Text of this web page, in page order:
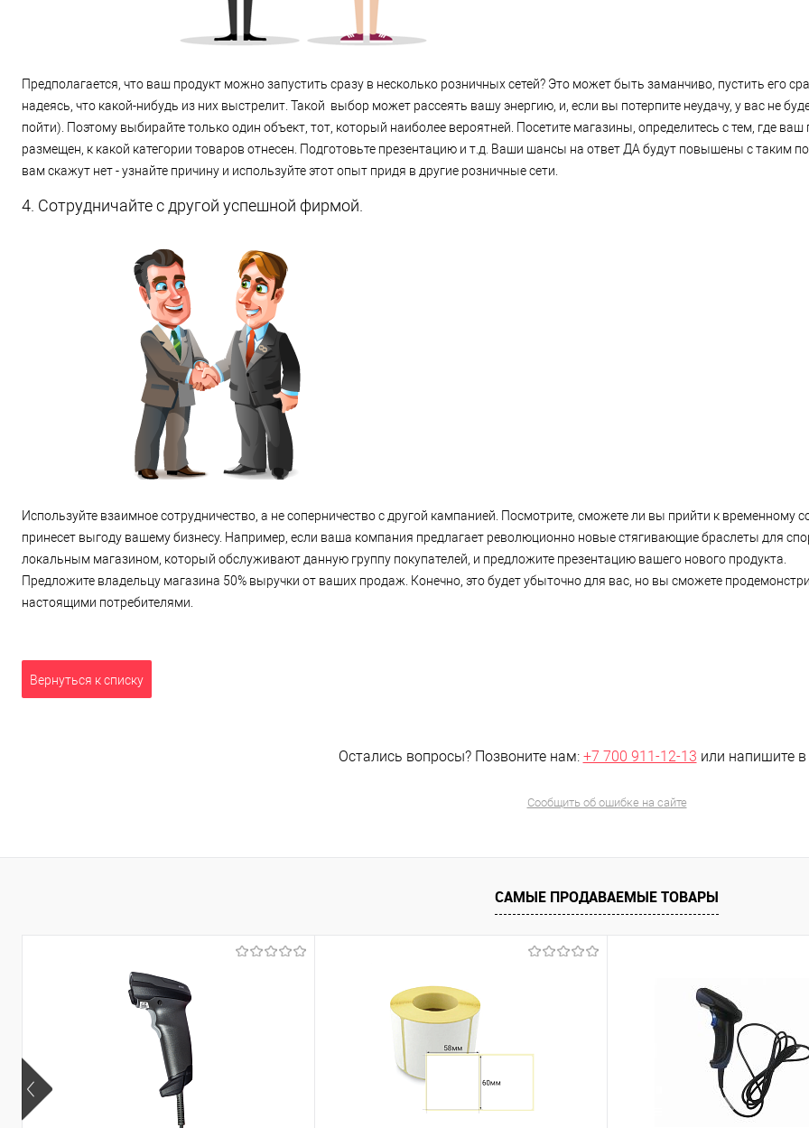
Предполагается, что ваш продукт можно запустить сразу в несколько розничных сетей? Это может быть заманчиво, пустить его
надеясь, что какой-нибудь из них выстрелит. Такой выбор может рассеять вашу энергию, и, если вы потерпите неудачу, у вас не
пойти). Поэтому выбирайте только один объект, тот, который наиболее вероятней. Посетите магазины, определитесь с тем, где ваш
размещен, к какой категории товаров отнесен. Подготовьте презентацию и т.д. Ваши шансы на ответ ДА будут повышены с таким
вам скажут нет - узнайте причину и используйте этот опыт придя в другие розничные сети.
4. Сотрудничайте с другой успешной фирмой.
Используйте взаимное сотрудничество, а не соперничество с другой кампанией. Посмотрите, сможете ли вы прийти к временному
принесет выгоду вашему бизнесу. Например, если ваша компания предлагает революционно новые стягивающие браслеты для
локальным магазином, который обслуживают данную группу покупателей, и предложите презентацию вашего нового продукта.
Предложите владельцу магазина 50% выручки от ваших продаж. Конечно, это будет убыточно для вас, но вы сможете
настоящими потребителями.
Вернуться к списку
Остались вопросы? Позвоните нам: +7 700 911-12-13 или напишите в
Сообщить об ошибке на сайте
САМЫЕ ПРОДАВАЕМЫЕ ТОВАРЫ